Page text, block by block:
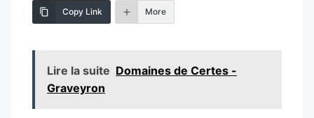
Copy Link More
Lire la suite Domaines de Certes -
Graveyron